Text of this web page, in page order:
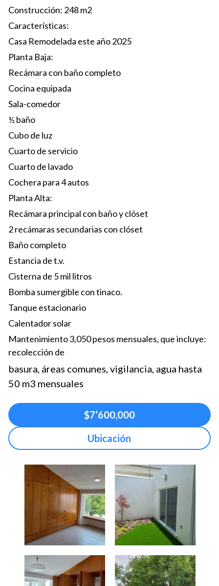
Construcción: 248 m2
Características:
Casa Remodelada este año 2025
Planta Baja:
Recámara con baño completo
Cocina equipada
Sala-comedor
½ baño
Cubo de luz
Cuarto de servicio
Cuarto de lavado
Cochera para 4 autos
Planta Alta:
Recámara principal con baño y clóset
2 recámaras secundarias con clóset
Baño completo
Estancia de t.v.
Cisterna de 5 mil litros
Bomba sumergible con tinaco.
Tanque estacionario
Calentador solar
Mantenimiento 3,050 pesos mensuales, que incluye:
recolección de
basura, áreas comunes, vigilancia, agua hasta
50 m3 mensuales
$7’600,000
Ubicación